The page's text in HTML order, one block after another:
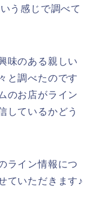
う感じで調べて
味のある親しい
と調べたのです
のお店がライン
しているかどう
ライン情報につ
ていただきます♪